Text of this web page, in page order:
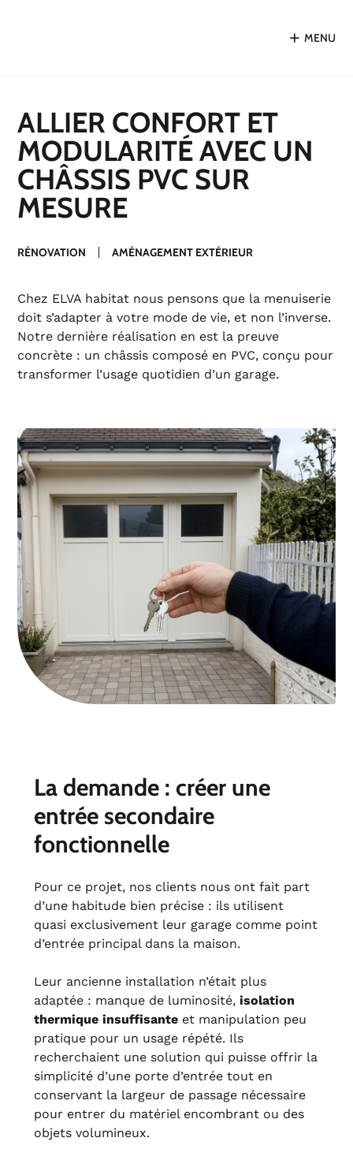
MENU
ALLIER CONFORT ET
MODULARITÉ AVEC UN
CHÂSSIS PVC SUR
MESURE
RÉNOVATION AMÉNAGEMENT EXTÉRIEUR
Chez ELVA habitat nous pensons que la menuiserie
doit s’adapter à votre mode de vie, et non l’inverse.
Notre dernière réalisation en est la preuve
concrète : un châssis composé en PVC, conçu pour
transformer l’usage quotidien d’un garage.
La demande : créer une
entrée secondaire
fonctionnelle
Pour ce projet, nos clients nous ont fait part
d’une habitude bien précise : ils utilisent
quasi exclusivement leur garage comme point
d’entrée principal dans la maison.
Leur ancienne installation n’était plus
adaptée : manque de luminosité, isolation
thermique insuffisanteet manipulation peu
pratique pour un usage répété. Ils
recherchaient une solution qui puisse offrir la
simplicité d’une porte d’entrée tout en
conservant la largeur de passage nécessaire
pour entrer du matériel encombrant ou des
objets volumineux.